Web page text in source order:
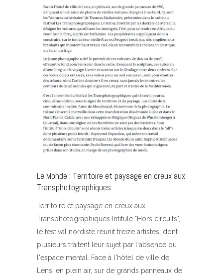
Le Monde : Territoire et paysage en creux aux
Transphotographiques
Territoire et paysage en creux aux
Transphotographiques Intitulé "Hors circuits",
le festival nordiste réunit treize artistes, dont
plusieurs traitent leur sujet par l'absence ou
l'espace mental. Face à l'hôtel de ville de
Lens, en plein air, sur de grands panneaux de